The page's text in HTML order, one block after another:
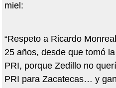
miel:
“Respeto a Ricardo
25 años, desde que tomó
PRI, porque Zedillo no
PRI para Zacatecas… y